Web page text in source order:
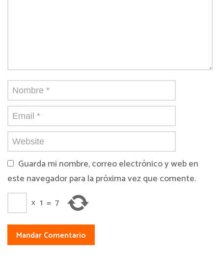
Guarda mi nombre, correo electrónico y web en
este navegador para la próxima vez que comente.
× 1 = 7